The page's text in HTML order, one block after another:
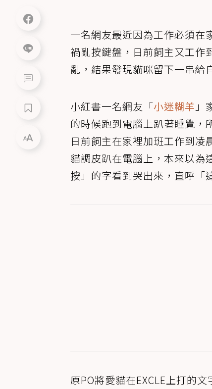
一名網友最近因為工作必須在
禍亂按鍵盤，日前飼主又工作
亂，結果發現貓咪留下一串給
小紅書一名網友「小迷糊羊 」
的時候跑到電腦上趴著睡覺，
日前飼主在家裡加班工作到凌
貓調皮趴在電腦上，本來以為
按」的字看到哭出來，直呼「
原PO將愛貓在EXCLE上打的